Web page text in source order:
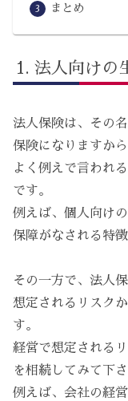
まとめ
法人向けの
法人保険は、その
保険になりますか
よく例えで言われ
です。
例えば、個人向け
保障がなされる特
その一方で、法人
想定されるリスク
す。
経営で想定される
を相続してみて下さ
例えば、会社の経